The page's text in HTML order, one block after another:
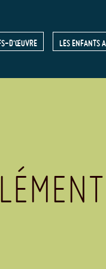
D'ŒUVRE LES ENFANTS